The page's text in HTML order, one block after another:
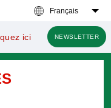
ici NEWSLETTER